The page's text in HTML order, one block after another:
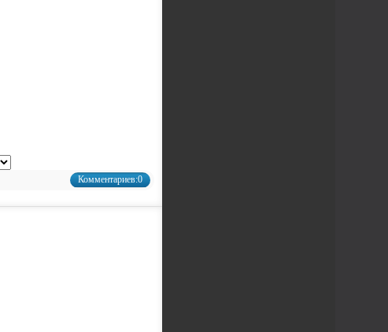
Комментариев:0